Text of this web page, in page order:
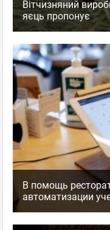
Вітчизняний
яєць пропонує
В помощь
автоматизации